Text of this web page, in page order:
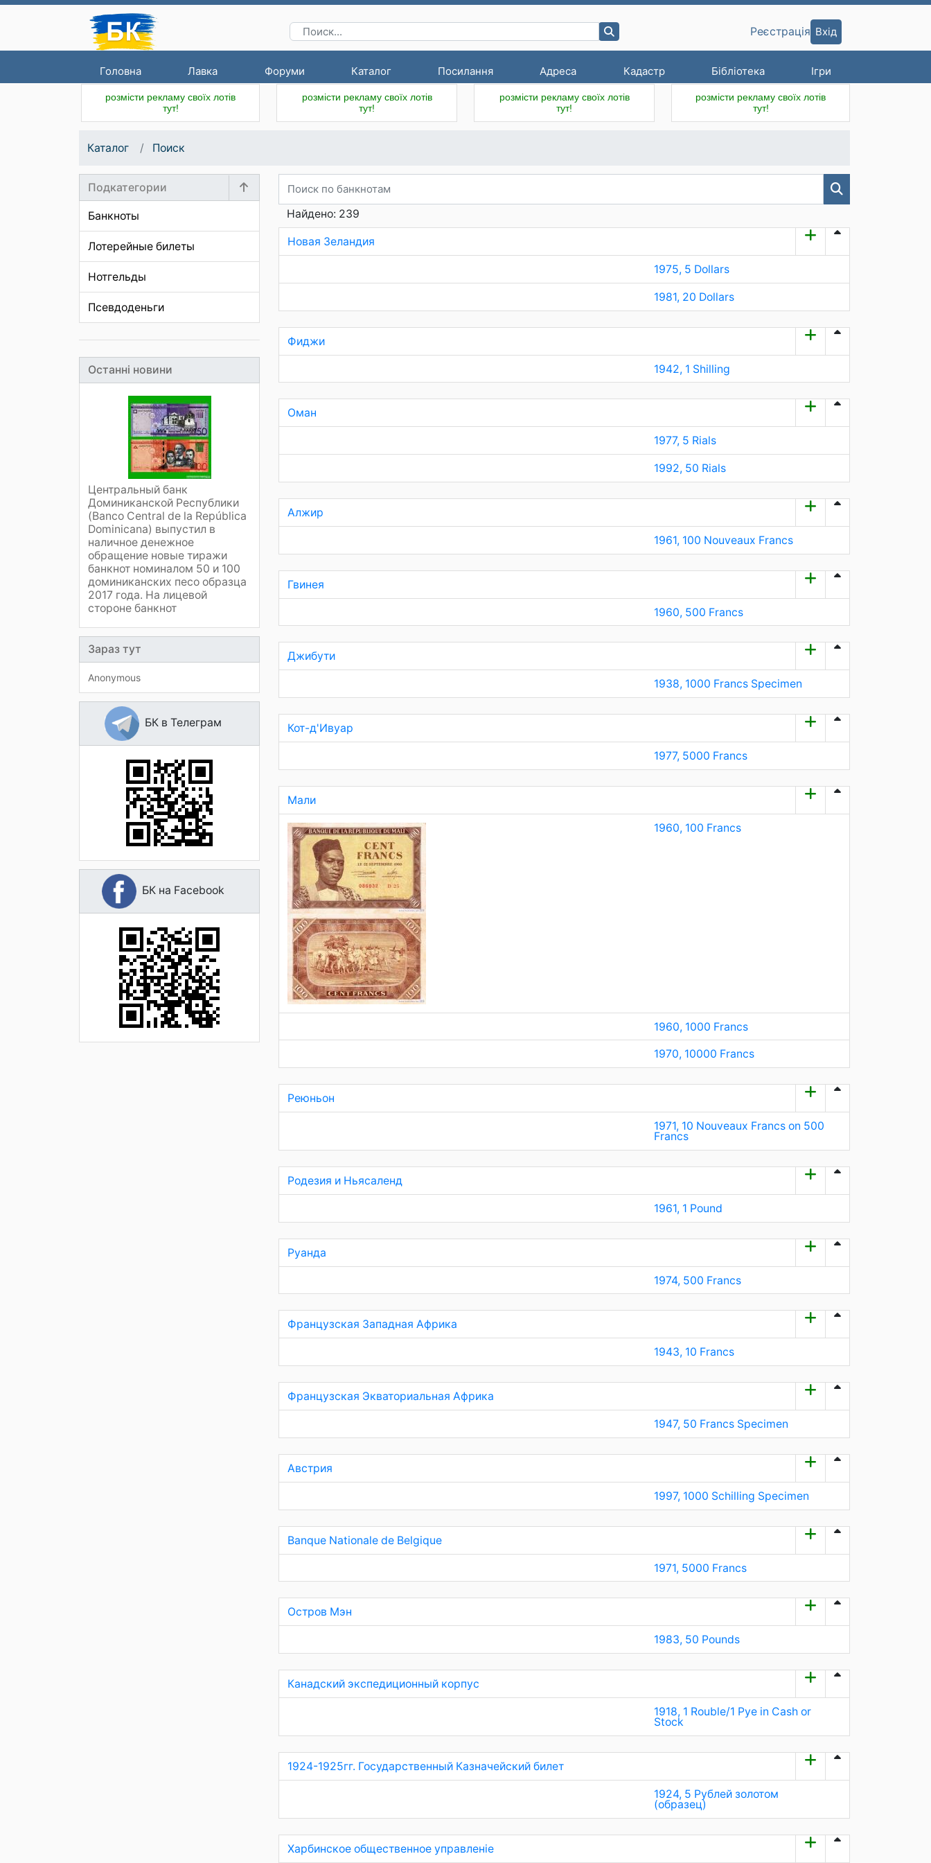
Головна Лавка Форуми Каталог Посилання Адреса Кадастр Бібліотека Ігри
Реєстрація Вхід
розмісти рекламу своїх лотів
тут!
розмісти рекламу своїх лотів
тут!
розмісти рекламу своїх лотів
тут!
розмісти рекламу своїх лотів
тут!
Каталог Поиск
Подкатегории
Банкноты
Лотерейные билеты
Нотгельды
Псевдоденьги
Останні новини
Центральный банк
Доминиканской Республики
(Banco Central de la República
Dominicana) выпустил в
наличное денежное
обращение новые тиражи
банкнот номиналом 50 и 100
доминиканских песо образца
2017 года. На лицевой
стороне банкнот
Зараз тут
Anonymous
БК в Телеграм
БК на Facebook
Найдено: 239
Новая Зеландия
1975, 5 Dollars
1981, 20 Dollars
Фиджи
1942, 1 Shilling
Оман
1977, 5 Rials
1992, 50 Rials
Алжир
1961, 100 Nouveaux Francs
Гвинея
1960, 500 Francs
Джибути
1938, 1000 Franсs Specimen
Кот-д'Ивуар
1977, 5000 Franсs
Мали
1960, 100 Francs
1960, 1000 Francs
1970, 10000 Franсs
Реюньон
1971, 10 Nouveaux Francs on 500
Francs
Родезия и Ньясаленд
1961, 1 Pound
Руанда
1974, 500 Francs
Французская Западная Африка
1943, 10 Francs
Французская Экваториальная Африка
1947, 50 Francs Specimen
Австрия
1997, 1000 Schilling Specimen
Banque Nationale de Belgique
1971, 5000 Francs
Остров Мэн
1983, 50 Pounds
Канадский экспедиционный корпус
1918, 1 Rouble/1 Pye in Cash or
Stock
1924-1925гг. Государственный Казначейский билет
1924, 5 Рублей золотом
(образец)
Харбинское общественное управленiе